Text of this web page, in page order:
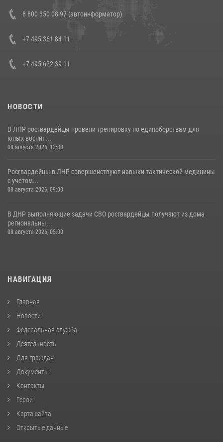
Состоялась рабочая встреча директора Росгвардии Героя России
генерала армии Виктора Золотова с заместителем полномочного
представителя Президента Российской Федерации в Северо-
Кавказском федеральном округе Виталием Кузнецовым
8 800 350 08 97 (автоинформатор)
+7 495 361 84 11
+7 495 622 39 11
НОВОСТИ
В ЛНР росгвардейцы провели тренировку по единоборствам для
юных воспит...
08 августа 2026, 13:00
Росгвардейцы в ЛНР совершенствуют навыки тактической медицины
с учетом...
08 августа 2026, 09:00
В ДНР выполняющие задачи СВО росгвардейцы получают из дома
региональны...
08 августа 2026, 05:00
НАВИГАЦИЯ
Главная
Новости
Федеральная служба
Деятельность
Для граждан
Документы
Контакты
Герои
Карта сайта
Открытые данные